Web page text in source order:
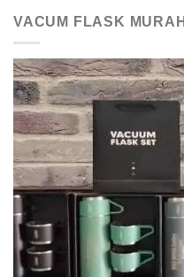
VACUM FLASK MURAH